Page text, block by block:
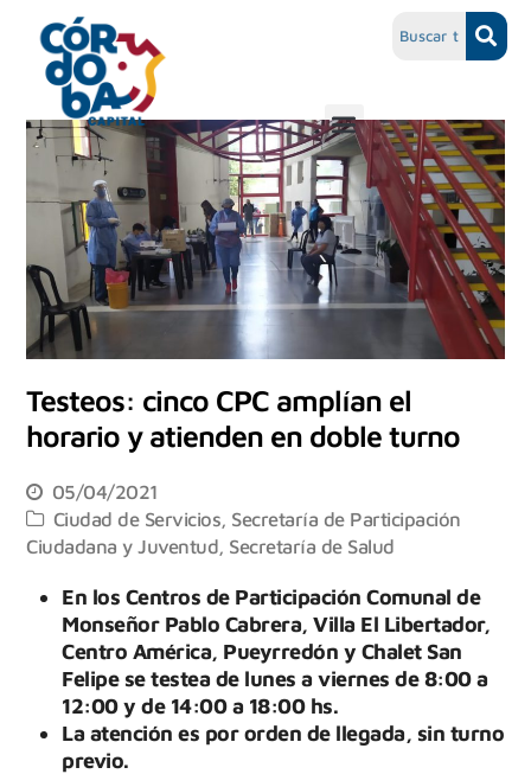
Testeos: cinco CPC amplían el
horario y atienden en doble turno
05/04/2021
Ciudad de Servicios Secretaría de Participación
Ciudadana y Juventud Secretaría de Salud
En los Centros de Participación Comunal de
Monseñor Pablo Cabrera, Villa El Libertador,
Centro América, Pueyrredón y Chalet San
Felipe se testea de lunes a viernes de 8:00 a
12:00 y de 14:00 a 18:00 hs.
La atención es por orden de llegada, sin turno
previo.